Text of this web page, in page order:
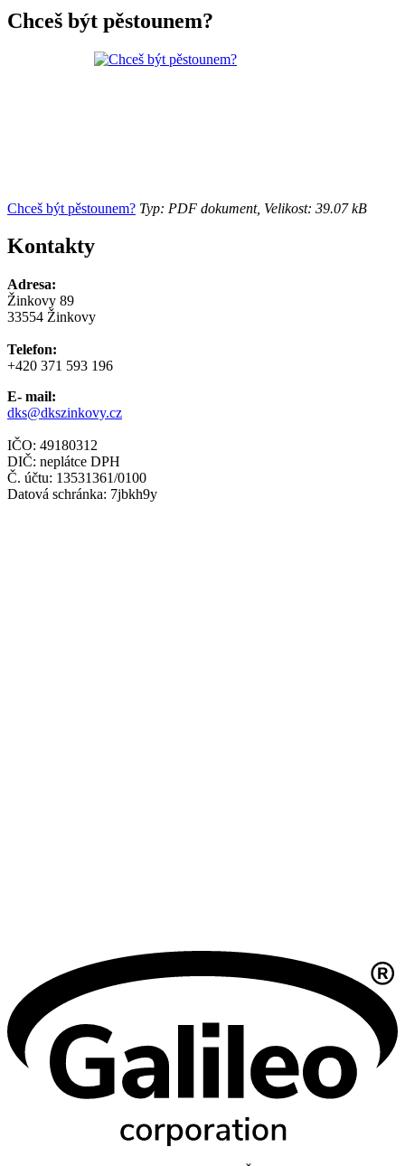
Chceš být pěstounem?
Chceš být pěstounem? Typ: PDF dokument, Velikost: 39.07 kB
Kontakty
Adresa:
Žinkovy 89
33554 Žinkovy
Telefon:
+420 371 593 196
E- mail:
dks@dkszinkovy.cz
IČO: 49180312
DIČ: neplátce DPH
Č. účtu: 13531361/0100
Datová schránka: 7jbkh9y